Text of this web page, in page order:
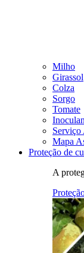
Milho
Girassol
Colza
Sorgo
Tomate
Mapa
Proteção de
A